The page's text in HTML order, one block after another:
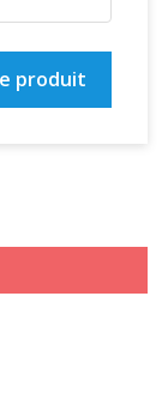
produit